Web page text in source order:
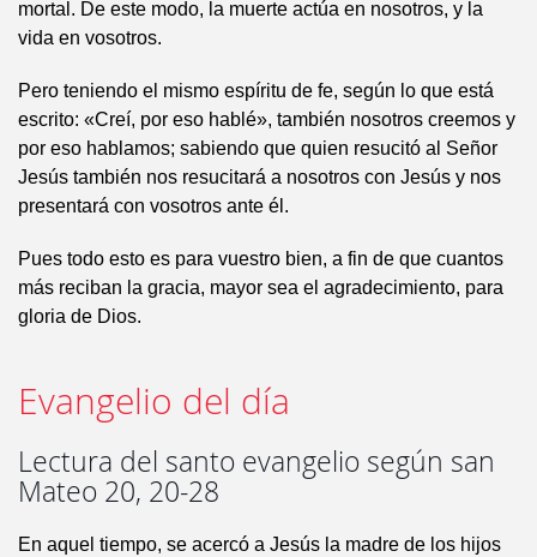
mortal. De este modo, la muerte actúa en nosotros, y la
vida en vosotros.
Pero teniendo el mismo espíritu de fe, según lo que está
escrito: «Creí, por eso hablé», también nosotros creemos y
por eso hablamos; sabiendo que quien resucitó al Señor
Jesús también nos resucitará a nosotros con Jesús y nos
presentará con vosotros ante él.
Pues todo esto es para vuestro bien, a fin de que cuantos
más reciban la gracia, mayor sea el agradecimiento, para
gloria de Dios.
Evangelio del día
Lectura del santo evangelio según san
Mateo 20, 20-28
En aquel tiempo, se acercó a Jesús la madre de los hijos